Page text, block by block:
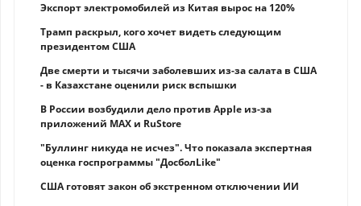
Экспорт электромобилей из Китая вырос на 120%
Трамп раскрыл, кого хочет видеть следующим
президентом США
Две смерти и тысячи заболевших из-за салата в США
- в Казахстане оценили риск вспышки
В России возбудили дело против Apple из-за
приложений MAX и RuStore
"Буллинг никуда не исчез". Что показала экспертная
оценка госпрограммы "ДосболLike"
США готовят закон об экстренном отключении ИИ